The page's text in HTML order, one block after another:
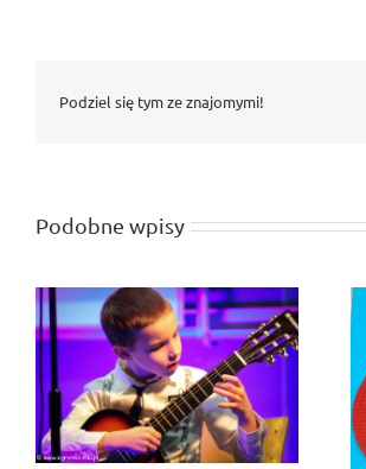
Podziel się tym ze znajomymi!
Podobne wpisy